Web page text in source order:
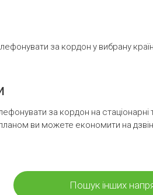
за кордон у вибрану
за кордон на
ви можете економити на
Пошук інших